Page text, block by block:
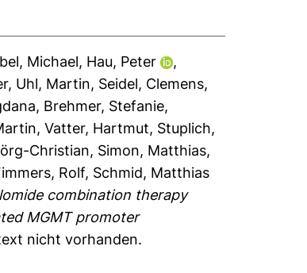
Michael, Hau, Peter
,
, Uhl, Martin, Seidel, Clemens,
, Brehmer, Stefanie,
,Vatter, Hartmut, Stuplich,
Christian, Simon, Matthias,
Rolf, Schmid, Matthias
combination therapy
MGMT promoter
nicht vorhanden.